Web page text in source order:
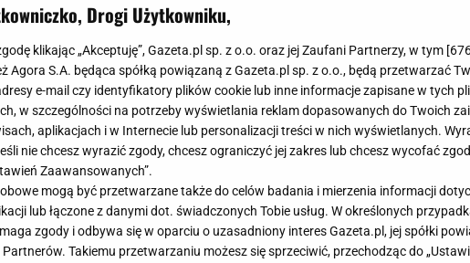
Drogi Użytkowniku,
klikając „Akceptuję”, Gazeta.pl sp. z o.o. oraz jej Zaufani Partnerzy, w tym [
Agora S.A. będąca spółką powiązaną z Gazeta.pl sp. z o.o., będą przetwarzać
e-mail czy identyfikatory plików cookie lub inne informacje zapisane w tych
w szczególności na potrzeby wyświetlania reklam dopasowanych do Twoich
aplikacjach i w Internecie lub personalizacji treści w nich wyświetlanych.
nie chcesz wyrazić zgody, chcesz ograniczyć jej zakres lub chcesz wycofać
Zaawansowanych”.
mogą być przetwarzane także do celów badania i mierzenia informacji
lub łączone z danymi dot. świadczonych Tobie usług. W określonych
zgody i odbywa się w oparciu o uzasadniony interes Gazeta.pl, jej spółki
Partnerów. Takiemu przetwarzaniu możesz się sprzeciwić, przechodząc do